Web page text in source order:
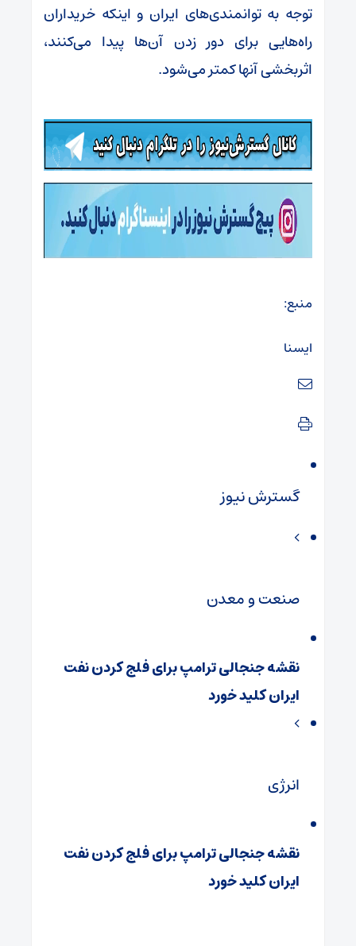
توجه به توانمندی‌های ایران و اینکه خریداران
راه‌هایی برای دور زدن آن‌ها پیدا می‌کنند،
اثربخشی آنها کمتر می‌شود.
منبع:
ایسنا
گسترش نیوز
صنعت و معدن
نقشه جنجالی ترامپ برای فلج کردن نفت
ایران کلید خورد
انرژی
نقشه جنجالی ترامپ برای فلج کردن نفت
ایران کلید خورد